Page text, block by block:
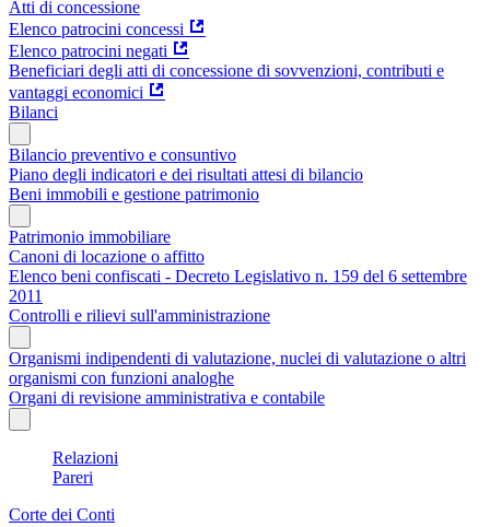
Atti di concessione
Elenco patrocini concessi
Elenco patrocini negati
Beneficiari degli atti di concessione di sovvenzioni, contributi e
vantaggi economici
Bilanci
Bilancio preventivo e consuntivo
Piano degli indicatori e dei risultati attesi di bilancio
Beni immobili e gestione patrimonio
Patrimonio immobiliare
Canoni di locazione o affitto
Elenco beni confiscati - Decreto Legislativo n. 159 del 6 settembre
2011
Controlli e rilievi sull'amministrazione
Organismi indipendenti di valutazione, nuclei di valutazione o altri
organismi con funzioni analoghe
Organi di revisione amministrativa e contabile
Relazioni
Pareri
Corte dei Conti